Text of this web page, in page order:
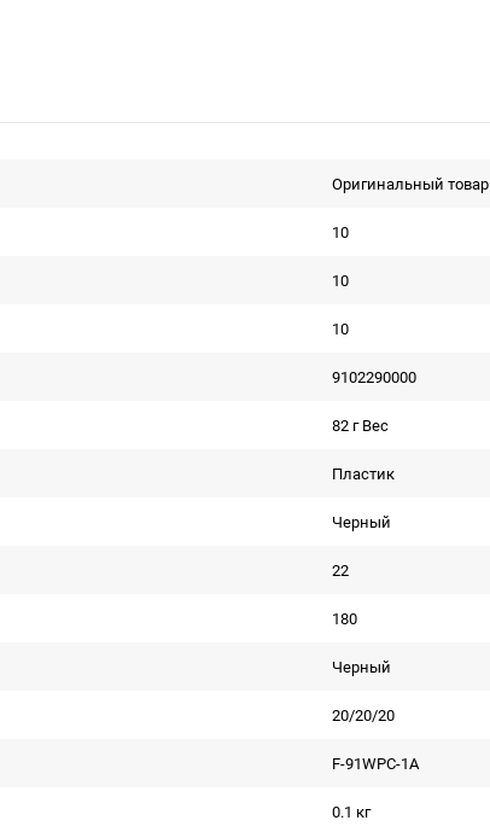
Оригинальный товар
10
10
10
9102290000
82 г Вес
Пластик
Черный
22
180
Черный
20/20/20
F-91WPC-1A
0.1 кг